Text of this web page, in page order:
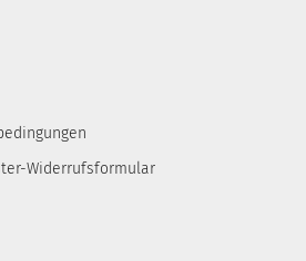
Widerrufsformular